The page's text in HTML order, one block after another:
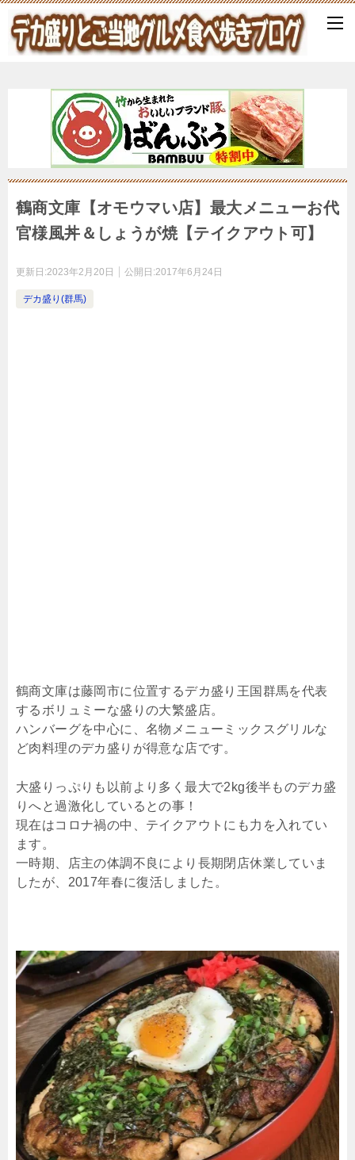
鶴商文庫【オモウマい店】最大メニューお代
官様風丼＆しょうが焼【テイクアウト可】
更新日:2023年2月20日 公開日:2017年6月24日
デカ盛り(群馬)
鶴商文庫は藤岡市に位置するデカ盛り王国群馬を代表
するボリュミーな盛りの大繁盛店。
ハンバーグを中心に、名物メニューミックスグリルな
ど肉料理のデカ盛りが得意な店です。
大盛りっぷりも以前より多く最大で2kg後半ものデカ盛
りへと過激化しているとの事！
現在はコロナ禍の中、テイクアウトにも力を入れてい
ます。
一時期、店主の体調不良により長期閉店休業していま
したが、2017年春に復活しました。